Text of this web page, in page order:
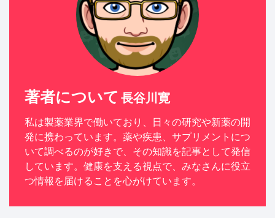
著者について 長谷川寛
私は製薬業界で働いており、日々の研究や新薬の開
発に携わっています。薬や疾患、サプリメントにつ
いて調べるのが好きで、その知識を記事として発信
しています。健康を支える視点で、みなさんに役立
つ情報を届けることを心がけています。